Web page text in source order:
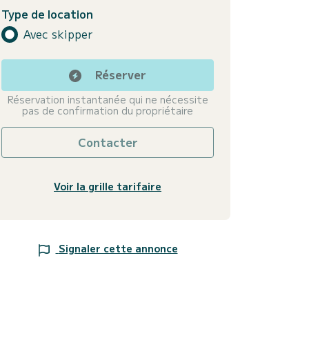
Type de location
Avec skipper
Réserver
Réservation instantanée qui ne nécessite
pas de confirmation du propriétaire
Contacter
Voir la grille tarifaire
Signaler cette annonce